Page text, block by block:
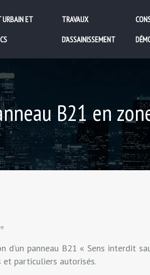
URBAIN ET
TRAVAUX
D’ASSAINISSEMENT
B21 en
panneau B21 « Sens interdit
et particuliers autorisés.